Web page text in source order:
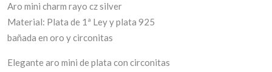
Aro mini charm rayo cz silver
Material: Plata de 1ª Ley y plata 925
bañada en oro y circonitas
Elegante aro mini de plata con circonitas